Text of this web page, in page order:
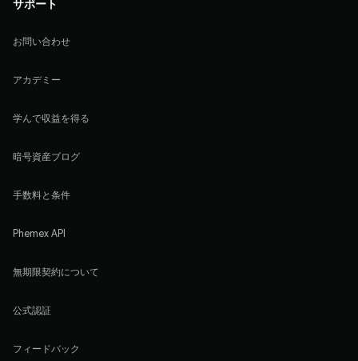
お問い合わせ
アカデミー
学んで収益を得る
暗号資産ブログ
手数料と条件
Phemex API
無期限契約について
公式認証
フィードバック